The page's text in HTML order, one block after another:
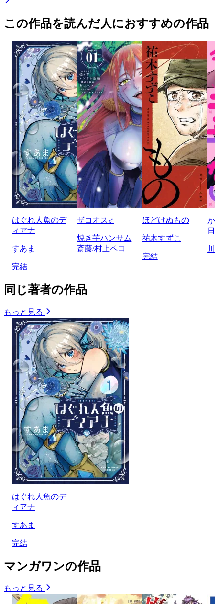
この作品を読んだ人におすすめの作品
はぐれ人魚のデ
ィアナ
すあま
完結
ザコオス♂
焼き芋ハンサム
斎藤/村上ペコ
ほどけぬもの
祐木すずこ
完結
か
日
川
同じ著者の作品
もっと見る
はぐれ人魚のデ
ィアナ
すあま
完結
マンガワンの作品
もっと見る